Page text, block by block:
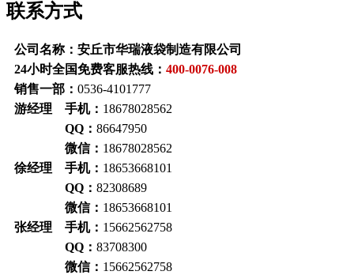
联系方式
公司名称：安丘市华瑞液袋制造有限公司
24小时全国免费客服热线： 400-0076-008
销售一部： 0536-4101777
游经理 手机： 18678028562
QQ： 86647950
微信： 18678028562
徐经理 手机： 18653668101
QQ： 82308689
微信： 18653668101
张经理 手机： 15662562758
QQ： 83708300
微信： 15662562758